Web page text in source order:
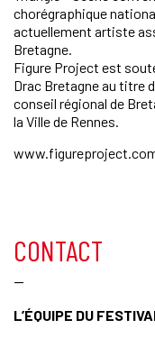
chorégraphique
actuellement artiste
Bretagne.
Figure Project est
Drac Bretagne au titre
conseil régional de
la Ville de Rennes.
CONTACT
—
L’ÉQUIPE DU